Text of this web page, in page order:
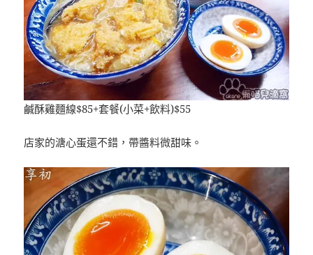
鹹酥雞麵線$85+套餐(小菜+飲料)$55
店家的溏心蛋還不錯，帶醬料微甜味。